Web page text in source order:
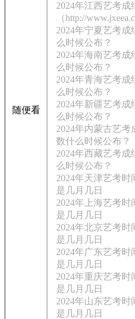
随便看
2024年江西艺考成
（http://
2024年宁夏艺考
么时候公布？
2024年海南艺考
么时候公布？
2024年青海艺考
么时候公布？
2024年新疆艺考
么时候公布？
2024年内蒙古艺
数什么时候公布？
2024年西藏艺考
么时候公布？
2024年天津艺考
是几月几日
2024年上海艺考
是几月几日
2024年北京艺考
是几月几日
2024年广东艺考
是几月几日
2024年重庆艺考
是几月几日
2024年山东艺考
是几月几日